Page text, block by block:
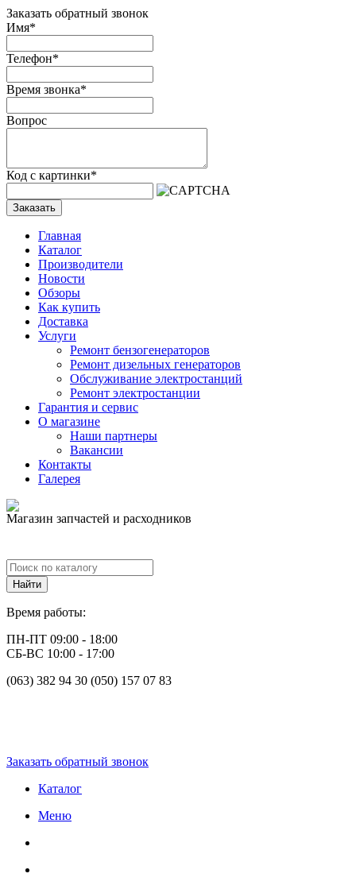
Заказать обратный звонок
Имя*
Телефон*
Время звонка*
Вопрос
Код с картинки*
Заказать
Главная
Каталог
Производители
Новости
Обзоры
Как купить
Доставка
Услуги
Ремонт бензогенераторов
Ремонт дизельных генераторов
Обслуживание электростанций
Ремонт электростанции
Гарантия и сервис
О магазине
Наши партнеры
Вакансии
Контакты
Галерея
Магазин запчастей и расходников
Время работы:
ПН-ПТ 09:00 - 18:00
СБ-ВС 10:00 - 17:00
(063) 382 94 30 (050) 157 07 83
Заказать обратный звонок
Каталог
Меню